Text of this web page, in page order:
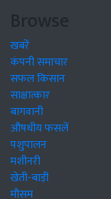
Browse
खबरें
कंपनी समाचार
सफल किसान
साक्षात्कार
बागवानी
औषधीय फसलें
पशुपालन
मशीनरी
खेती-बाड़ी
मौसम